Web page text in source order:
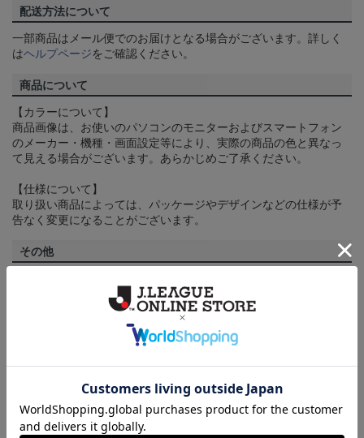
配送方法について
一部商品はメール便でのお届けとなる場合がございます。詳しく
はヘルプページをご確認ください。
商品について
【カラーについて】
商品画像は、お使いのパソコンのモニターおよびスマートフォン
のメーカー・機種・画面設定等により、実際の商品の色と異なっ
て見える場合がございます。あらかじめご了承ください。
【仕様について】
取り扱い商品によっては、パッケージやデザインなどの仕様が予
告なく変更になることがございます。
その他
ギフト対応について
ランキング